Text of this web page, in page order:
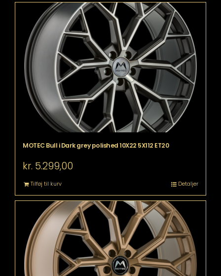
MOTEC Bull i Dark grey polished 10X22 5X112 ET20
kr. 5.299,00
Tilføj til kurv Detaljer